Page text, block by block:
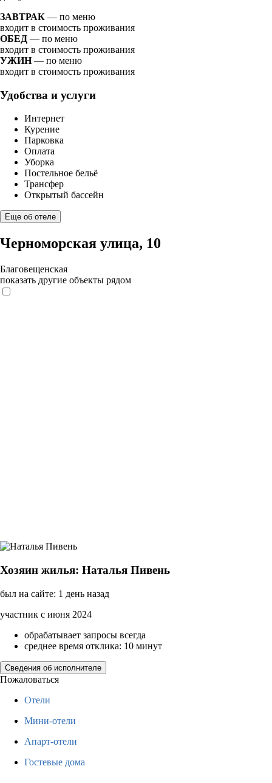
ЗАВТРАК — по меню
входит в стоимость проживания
ОБЕД — по меню
входит в стоимость проживания
УЖИН— по меню
входит в стоимость проживания
Удобства и услуги
Интернет
Курение
Парковка
Оплата
Уборка
Постельное бельё
Трансфер
Открытый бассейн
Еще об отеле
Черноморская улица, 10
Благовещенская
показать другие объекты рядом
Хозяин жилья: Наталья Пивень
был на сайте: 1 день назад
участник с июня 2024
обрабатывает запросы всегда
среднее время отклика: 10 минут
Сведения об исполнителе
Пожаловаться
Отели
Мини-отели
Апарт-отели
Гостевые дома